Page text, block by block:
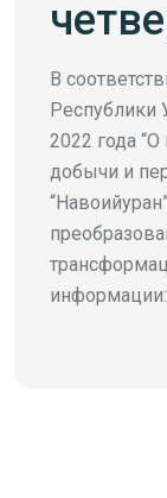
В
Республики
2022 года
добычи и
информации: